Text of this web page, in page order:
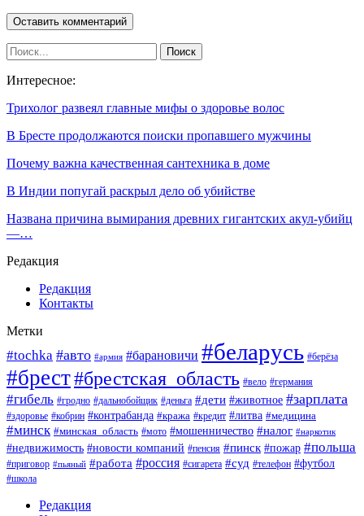
Интересное:
Трихолог развеял главные мифы о здоровье волос
В Бресте продолжаются поиски пропавшего мужчины
Почему важна качественная сантехника в доме
В Индии попугай раскрыл дело об убийстве
Названа причина вымирания древних гигантских акул-убийц
—…
Редакция
Редакция
Контакты
Метки
#tochka #авто #армия #барановичи #беларусь #берёза
#брест#брестская_область #вело #германия
#гибель #гродно #дальнобойщик #деньга #дети #животное #зарплата
#здоровье #кобрин #контрабанда #кража #кредит #литва #медицина
#минск #минская_область #мото #мошенничество #налог #наркотик
#недвижимость #новости компаний #пенсия #пинск #пожар #польша
#приговор #пьяный #работа #россия #сигарета #суд #телефон #футбол
#школа
Редакция